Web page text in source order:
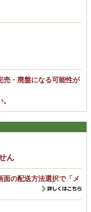
売・廃盤になる可能性が
ん
面の配送方法選択で「メ